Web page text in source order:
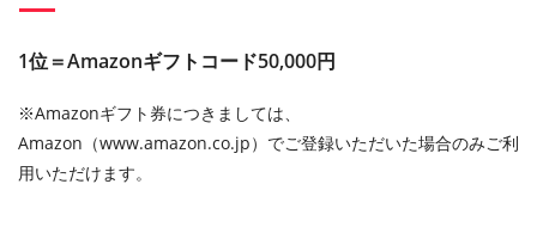
1位＝Amazonギフトコード50,000円
※Amazonギフト券につきましては、
Amazon（www.amazon.co.jp）でご登録いただいた場合のみご利
用いただけます。